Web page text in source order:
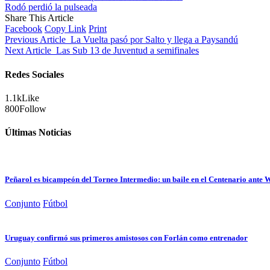
Rodó perdió la pulseada
Share This Article
Facebook Copy Link Print
Previous Article La Vuelta pasó por Salto y llega a Paysandú
Next Article Las Sub 13 de Juventud a semifinales
Redes Sociales
1.1kLike
800Follow
Últimas Noticias
Peñarol es bicampeón del Torneo Intermedio: un baile en el Centenario ante
Conjunto Fútbol
Uruguay confirmó sus primeros amistosos con Forlán como entrenador
Conjunto Fútbol